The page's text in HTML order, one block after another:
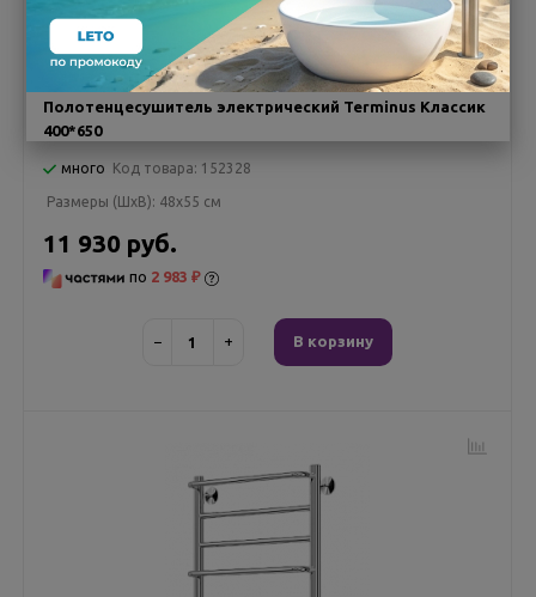
Полотенцесушитель электрический Terminus Классик
400*650
много Код товара: 152328
Размеры (ШxВ): 48x55 см
11 930 руб.
по 2 983 ₽
− + В корзину